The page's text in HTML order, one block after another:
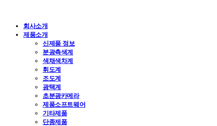
회사소개
제품소개
신제품 정보
분광측색계
색채색차계
휘도계
조도계
광택계
초분광카메라
제품소프트웨어
기타제품
단종제품